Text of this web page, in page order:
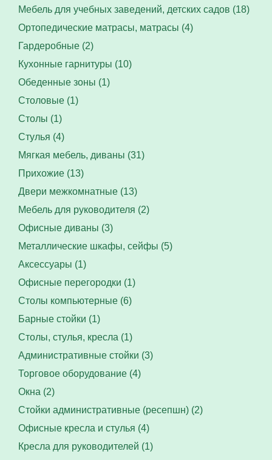
Мебель для учебных заведений, детских садов (18)
Ортопедические матрасы, матрасы (4)
Гардеробные (2)
Кухонные гарнитуры (10)
Обеденные зоны (1)
Столовые (1)
Столы (1)
Стулья (4)
Мягкая мебель, диваны (31)
Прихожие (13)
Двери межкомнатные (13)
Мебель для руководителя (2)
Офисные диваны (3)
Металлические шкафы, сейфы (5)
Аксессуары (1)
Офисные перегородки (1)
Столы компьютерные (6)
Барные стойки (1)
Столы, стулья, кресла (1)
Административные стойки (3)
Торговое оборудование (4)
Окна (2)
Стойки административные (ресепшн) (2)
Офисные кресла и стулья (4)
Кресла для руководителей (1)